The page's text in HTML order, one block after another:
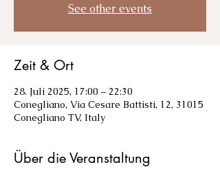
See other events
Zeit & Ort
28. Juli 2025, 17:00 – 22:30
Conegliano, Via Cesare Battisti, 12, 31015
Conegliano TV, Italy
Über die Veranstaltung